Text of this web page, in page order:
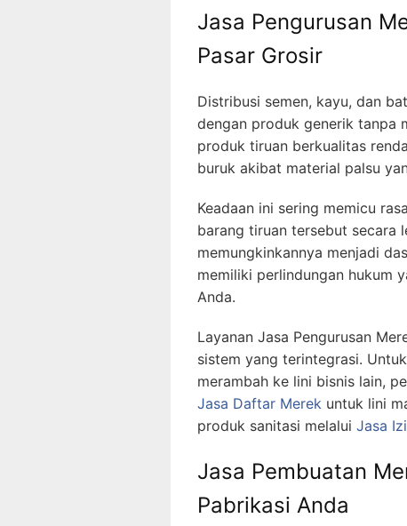
Jasa Pengurusan
Pasar Grosir
Distribusi semen, kayu, dan
dengan produk generik tanpa
produk tiruan berkualitas
buruk akibat material palsu
Keadaan ini sering memicu
barang tiruan tersebut secara
memungkinkannya menjadi
memiliki perlindungan hukum
Anda.
Layanan Jasa Pengurusan
sistem yang terintegrasi.
merambah ke lini bisnis lain,
Jasa Daftar Merek untuk lini
produk sanitasi melalui Jasa
Jasa Pembuatan
Pabrikasi Anda